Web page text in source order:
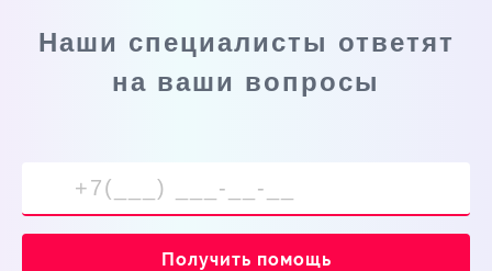
Наши специалисты ответят
на ваши вопросы
Получить помощь